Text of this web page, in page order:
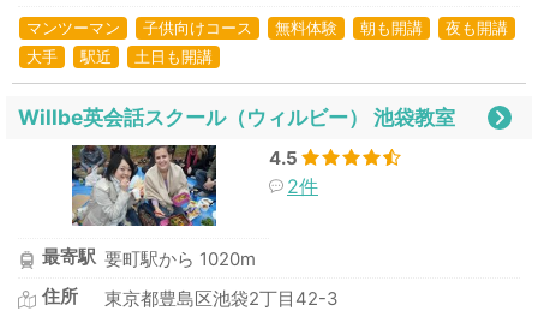
マンツーマン 子供向けコース 無料体験 朝も開講
夜も開講
大手
駅近 土日も開講
Willbe英会話スクール（ウィルビー） 池袋教室
4.5
2件
最寄駅 要町駅から 1020m
住所
東京都豊島区池袋2丁目42-3